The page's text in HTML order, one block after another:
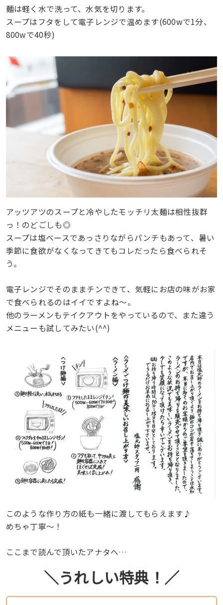
麺は軽く水で洗って、水気を切ります。
スープはフタをして電子レンジで温めます(600wで1分、
800wで40秒)
アッツアツのスープと冷やしたモッチリ太麺は相性抜群
っ！のどごしも◎
スープは塩ベースであっさりながらパンチもあって、暑い
季節に食欲がなくなってきてもコレだったら食べられそ
う。
電子レンジでそのままチンできて、気軽にお店の味がお家
で食べられるのはイイですよね〜。
他のラーメンもテイクアウトをやっているので、また違う
メニューも試してみたい(^^)
このような作り方の紙も一緒に渡してもらえます♪
めちゃ丁寧〜！
ここまで読んで頂いたアナタへ…
＼うれしい特典！／